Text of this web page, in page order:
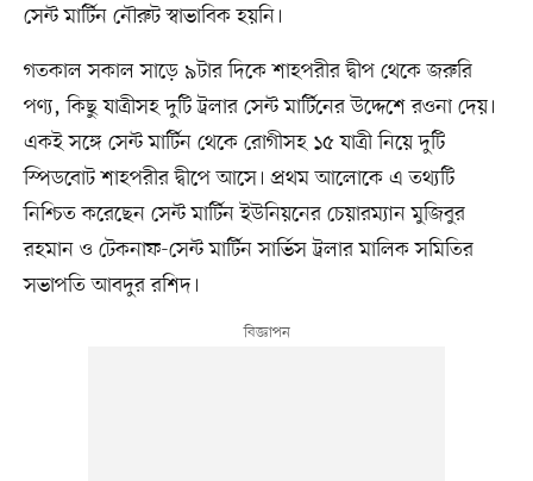
সেন্ট মার্টিন নৌরুট স্বাভাবিক হয়নি।
গতকাল সকাল সাড়ে ৯টার দিকে শাহপরীর দ্বীপ থেকে জরুরি
পণ্য, কিছু যাত্রীসহ দুটি ট্রলার সেন্ট মার্টিনের উদ্দেশে রওনা দেয়।
একই সঙ্গে সেন্ট মার্টিন থেকে রোগীসহ ১৫ যাত্রী নিয়ে দুটি
স্পিডবোট শাহপরীর দ্বীপে আসে। প্রথম আলোকে এ তথ্যটি
নিশ্চিত করেছেন সেন্ট মার্টিন ইউনিয়নের চেয়ারম্যান মুজিবুর
রহমান ও টেকনাফ-সেন্ট মার্টিন সার্ভিস ট্রলার মালিক সমিতির
সভাপতি আবদুর রশিদ।